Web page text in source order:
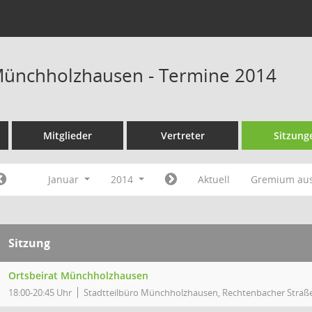
- Termine 2014
Mitglieder Vertreter
Januar 2014 Aktuell Gremium
Sitzung
Ortsbeirat Münchholzhausen
18:00-20:45 Uhr Stadtteilbüro Münchholzhausen, Rechtenbacher